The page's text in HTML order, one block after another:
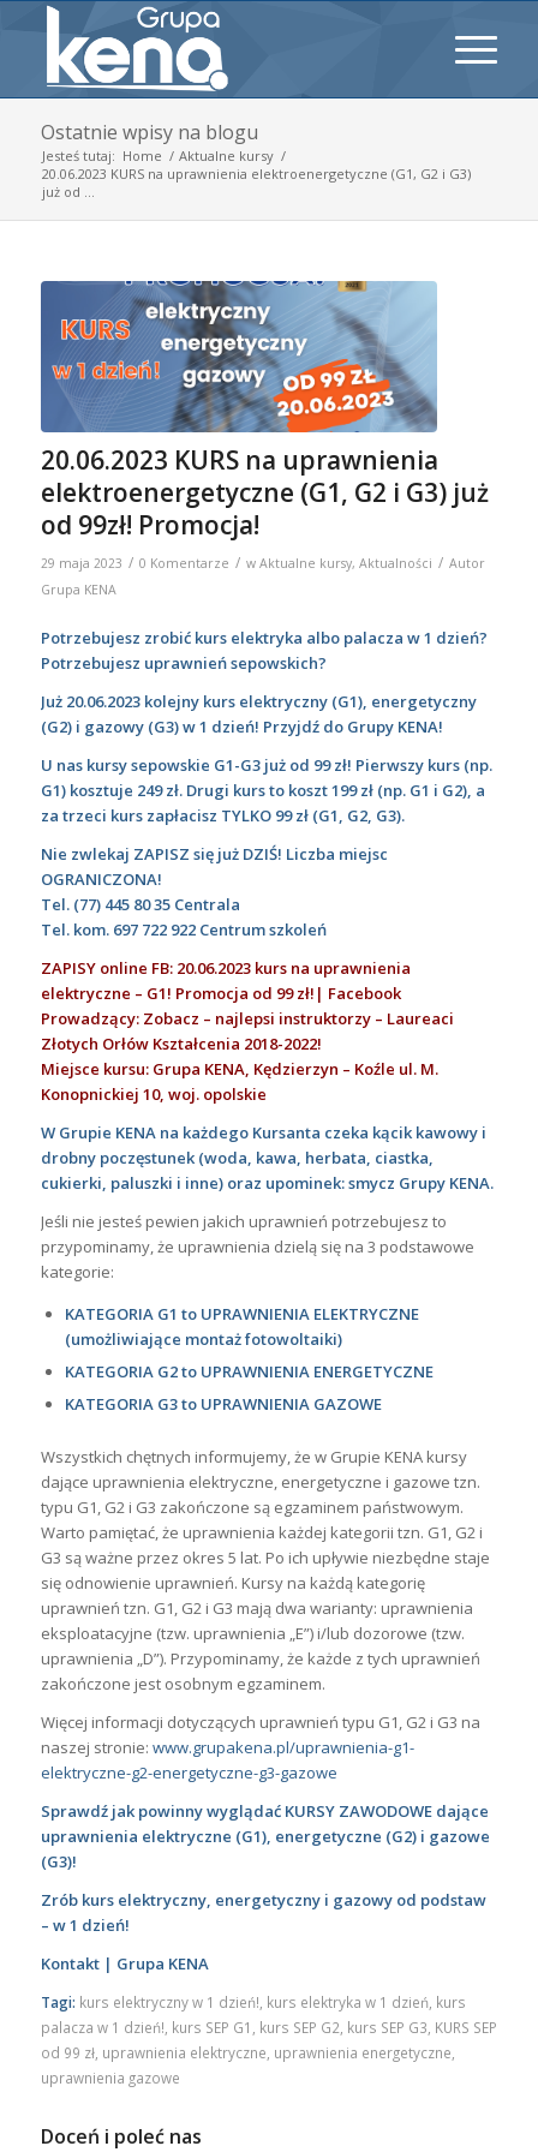
Ostatnie wpisy na blogu
Jesteś tutaj: Home / Aktualne kursy /
20.06.2023 KURS na uprawnienia elektroenergetyczne (G1, G2 i G3)
już od ...
20.06.2023 KURS na uprawnienia
elektroenergetyczne (G1, G2 i G3) już
od 99zł! Promocja!
29 maja 2023 / 0 Komentarze / w Aktualne kursy, Aktualności / Autor
Grupa KENA
Potrzebujesz zrobić kurs elektryka albo palacza w 1 dzień?
Potrzebujesz uprawnień sepowskich?
Już 20.06.2023 kolejny kurs elektryczny (G1), energetyczny
(G2) i gazowy (G3) w 1 dzień! Przyjdź do Grupy KENA!
U nas kursy sepowskie G1-G3 już od 99 zł! Pierwszy kurs (np.
G1) kosztuje 249 zł. Drugi kurs to koszt 199 zł (np. G1 i G2), a
za trzeci kurs zapłacisz TYLKO 99 zł (G1, G2, G3).
Nie zwlekaj ZAPISZ się już DZIŚ! Liczba miejsc
OGRANICZONA!
Tel. (77) 445 80 35Centrala
Tel. kom. 697 722 922 Centrum szkoleń
ZAPISY online FB: 20.06.2023 kurs na uprawnienia
elektryczne – G1! Promocja od 99 zł!| Facebook
Prowadzący: Zobacz – najlepsi instruktorzy – Laureaci
Złotych Orłów Kształcenia 2018-2022!
Miejsce kursu: Grupa KENA, Kędzierzyn – Koźle ul. M.
Konopnickiej 10, woj. opolskie
W Grupie KENA na każdego Kursanta czeka kącik kawowy i
drobny poczęstunek (woda, kawa, herbata, ciastka,
cukierki, paluszki i inne) oraz upominek: smycz Grupy KENA.
Jeśli nie jesteś pewien jakich uprawnień potrzebujesz to
przypominamy, że uprawnienia dzielą się na 3 podstawowe
kategorie:
KATEGORIA G1 to UPRAWNIENIA ELEKTRYCZNE
(umożliwiające montaż fotowoltaiki)
KATEGORIA G2 to UPRAWNIENIA ENERGETYCZNE
KATEGORIA G3 to UPRAWNIENIA GAZOWE
Wszystkich chętnych informujemy, że w Grupie KENA kursy
dające uprawnienia elektryczne, energetyczne i gazowe tzn.
typu G1, G2 i G3 zakończone są egzaminem państwowym.
Warto pamiętać, że uprawnienia każdej kategorii tzn. G1, G2 i
G3 są ważne przez okres 5 lat. Po ich upływie niezbędne staje
się odnowienie uprawnień. Kursy na każdą kategorię
uprawnień tzn. G1, G2 i G3 mają dwa warianty: uprawnienia
eksploatacyjne (tzw. uprawnienia „E”) i/lub dozorowe (tzw.
uprawnienia „D”). Przypominamy, że każde z tych uprawnień
zakończone jest osobnym egzaminem.
Więcej informacji dotyczących uprawnień typu G1, G2 i G3 na
naszej stronie: www.grupakena.pl/uprawnienia-g1-
elektryczne-g2-energetyczne-g3-gazowe
Sprawdź jak powinny wyglądać KURSY ZAWODOWE dające
uprawnienia elektryczne (G1), energetyczne (G2) i gazowe
(G3)!
Zrób kurs elektryczny, energetyczny i gazowy od podstaw
– w 1 dzień!
Kontakt | Grupa KENA
Tagi: kurs elektryczny w 1 dzień!, kurs elektryka w 1 dzień, kurs
palacza w 1 dzień!, kurs SEP G1 , kurs SEP G2, kurs SEP G3, KURS SEP
od 99 zł, uprawnienia elektryczne, uprawnienia energetyczne,
uprawnienia gazowe
Doceń i poleć nas